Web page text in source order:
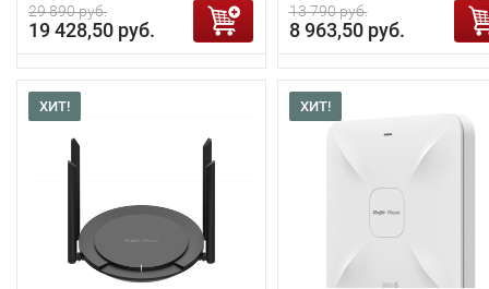
29 890 руб.
19 428,50 руб.
13 790 руб.
8 963,50 руб.
ХИТ! ХИТ!